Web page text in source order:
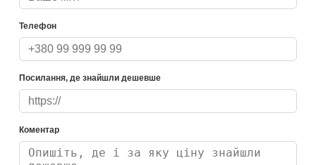
Телефон
Посилання, де знайшли дешевше
Коментар